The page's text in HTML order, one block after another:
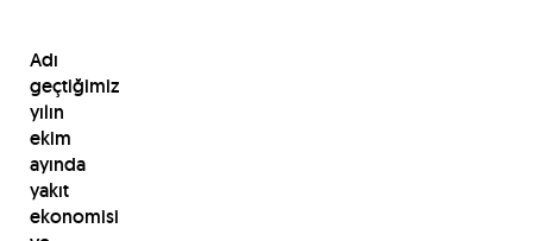
Adı
geçtiğimiz
yılın
ekim
ayında
yakıt
ekonomisi